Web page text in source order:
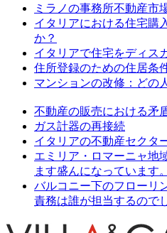
ミラノの事務所不動産市
イタリアにおける住宅購
か？
イタリアで住宅をディス
住所登録のための住居条
マンションの改修：どの
不動産の販売における矛
ガス計器の再接続
イタリアの不動産セクタ
エミリア・ロマーニャ地
ます盛んになっています。
バルコニー下のフローリ
責務は誰が担当するので